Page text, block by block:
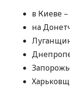
в Киеве –
на